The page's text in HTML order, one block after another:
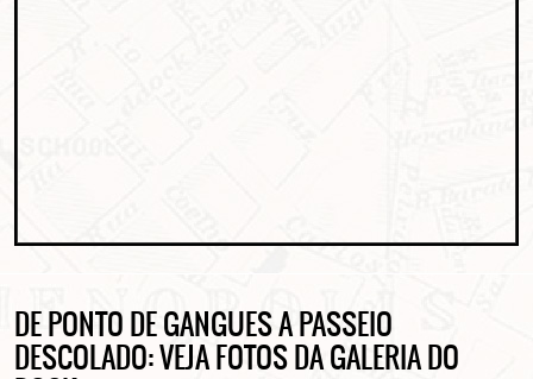
DE PONTO DE GANGUES A PASSEIO
DESCOLADO: VEJA FOTOS DA GALERIA DO
ASSINE GRATUITAMENTE
NOSSA NEWSLETTER!